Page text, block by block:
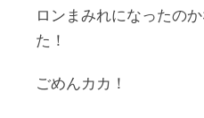
ロンまみれになったの
た！
ごめんカカ！